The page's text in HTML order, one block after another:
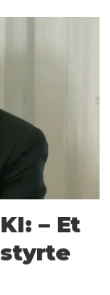
– Et